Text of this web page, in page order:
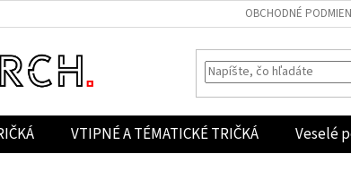
OBCHODNÉ
VTIPNÉ A TÉMATICKÉ TRIČKÁ Veselé